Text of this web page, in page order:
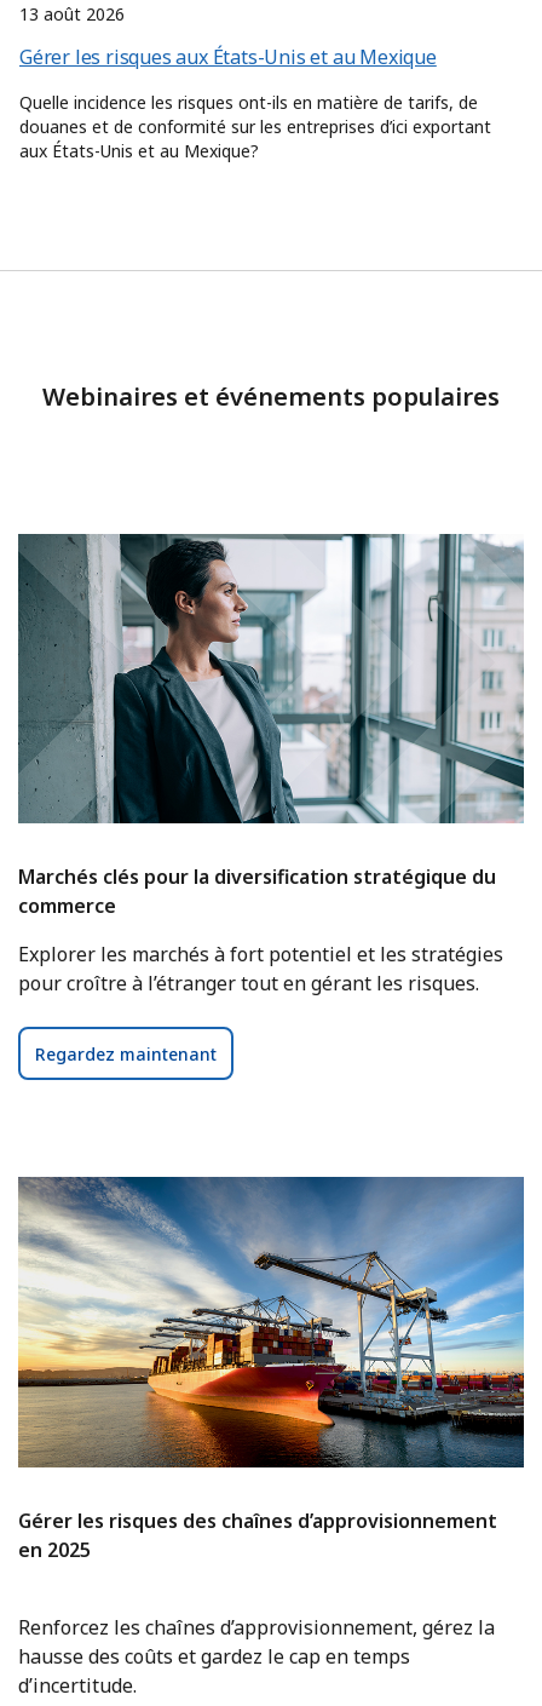
13 août 2026
Gérer les risques aux États-Unis et au Mexique
Quelle incidence les risques ont-ils en matière de tarifs, de
douanes et de conformité sur les entreprises d’ici exportant
aux États-Unis et au Mexique?
Webinaires et événements populaires
Marchés clés pour la diversification stratégique du
commerce
Explorer les marchés à fort potentiel et les stratégies
pour croître à l’étranger tout en gérant les risques.
Regardez maintenant
Gérer les risques des chaînes d’approvisionnement
en 2025
Renforcez les chaînes d’approvisionnement, gérez la
hausse des coûts et gardez le cap en temps
d’incertitude.